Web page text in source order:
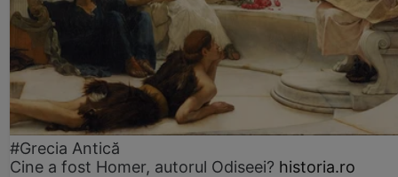
#Grecia Antică
Cine a fost Homer, autorul Odiseei? historia.ro